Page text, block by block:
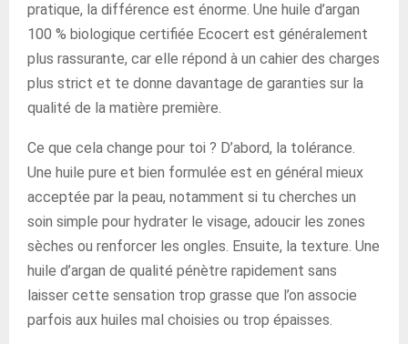
pratique, la différence est énorme. Une huile d’argan
100 % biologique certifiée Ecocert est généralement
plus rassurante, car elle répond à un cahier des charges
plus strict et te donne davantage de garanties sur la
qualité de la matière première.
Ce que cela change pour toi ? D’abord, la tolérance.
Une huile pure et bien formulée est en général mieux
acceptée par la peau, notamment si tu cherches un
soin simple pour hydrater le visage, adoucir les zones
sèches ou renforcer les ongles. Ensuite, la texture. Une
huile d’argan de qualité pénètre rapidement sans
laisser cette sensation trop grasse que l’on associe
parfois aux huiles mal choisies ou trop épaisses.